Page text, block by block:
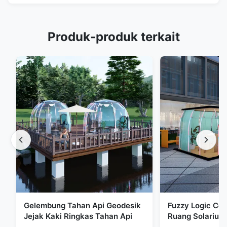
Produk-produk terkait
Gelembung Tahan Api Geodesik
Jejak Kaki Ringkas Tahan Api
Fuzzy Logic
Ruang